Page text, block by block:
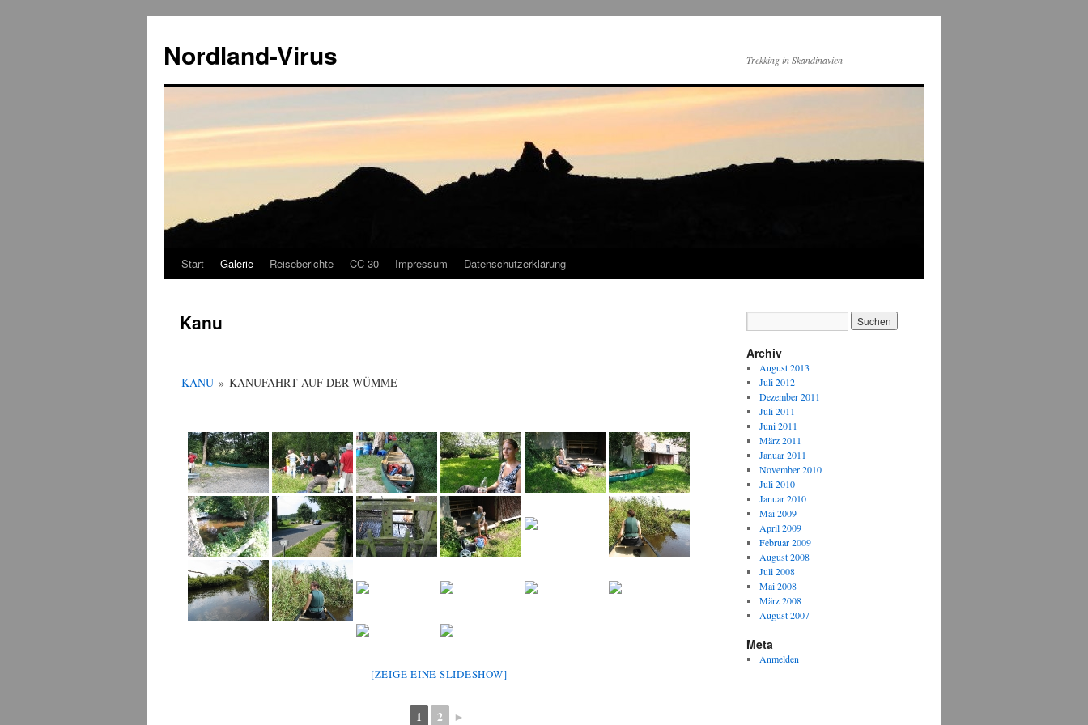
springen
Nordland-Virus Trekking in Skandinavien
Start Galerie Reiseberichte CC-30 Impressum Datenschutzerklärung
Kanu
KANU » KANUFAHRT AUF DER WÜMME
[ZEIGE EINE SLIDESHOW]
1 2 ►
Archiv
August 2013
Juli 2012
Dezember 2011
Juli 2011
Juni 2011
März 2011
Januar 2011
November 2010
Juli 2010
Januar 2010
Mai 2009
April 2009
Februar 2009
August 2008
Juli 2008
Mai 2008
März 2008
August 2007
Meta
Anmelden